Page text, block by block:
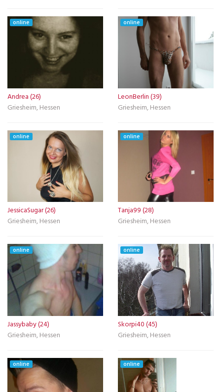
online
Andrea (26)
Griesheim, Hessen
online
LeonBerlin (39)
Griesheim, Hessen
online
JessicaSugar (26)
Griesheim, Hessen
online
Tanja99 (28)
Griesheim, Hessen
online
Jassybaby (24)
Griesheim, Hessen
online
Skorpi40 (45)
Griesheim, Hessen
online online